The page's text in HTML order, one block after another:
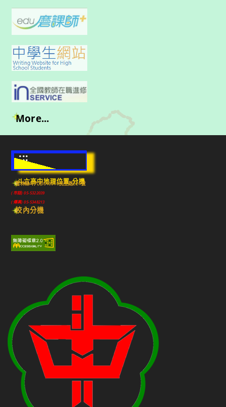
More...
:::
斗六高中地理位置-分機
雲林縣斗六市640010民生路224號
(市話) 05-5322039
(傳真) 05-5348213
校內分機